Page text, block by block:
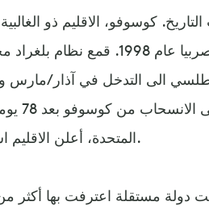
كوسوفو، الاقليم ذو
في حملة انفصال عن صربيا عام
الى التدخل في آذار/مارس
المتحدة، أعلن الاقليم استقلاله بعد نزاع حصد 13 ألف قتيل.
دولة مستقلة اعترفت بها أكثر